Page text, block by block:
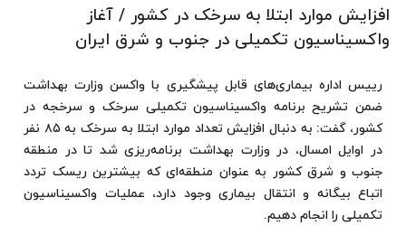
افزایش موارد ابتلا به سرخک در کشور / آغاز
واکسیناسیون تکمیلی در جنوب و شرق ایران
رییس اداره بیماری‌های قابل پیشگیری با واکسن وزارت بهداشت
ضمن تشریح برنامه واکسیناسیون تکمیلی سرخک و سرخجه در
کشور، گفت: به دنبال افزایش تعداد موارد ابتلا به سرخک به ۸۵ نفر
در اوایل امسال، در وزارت بهداشت برنامه‌ریزی شد تا در منطقه
جنوب و شرق کشور به عنوان منطقه‌ای که بیشترین ریسک تردد
اتباع بیگانه و انتقال بیماری وجود دارد، عملیات واکسیناسیون
تکمیلی را انجام دهیم.